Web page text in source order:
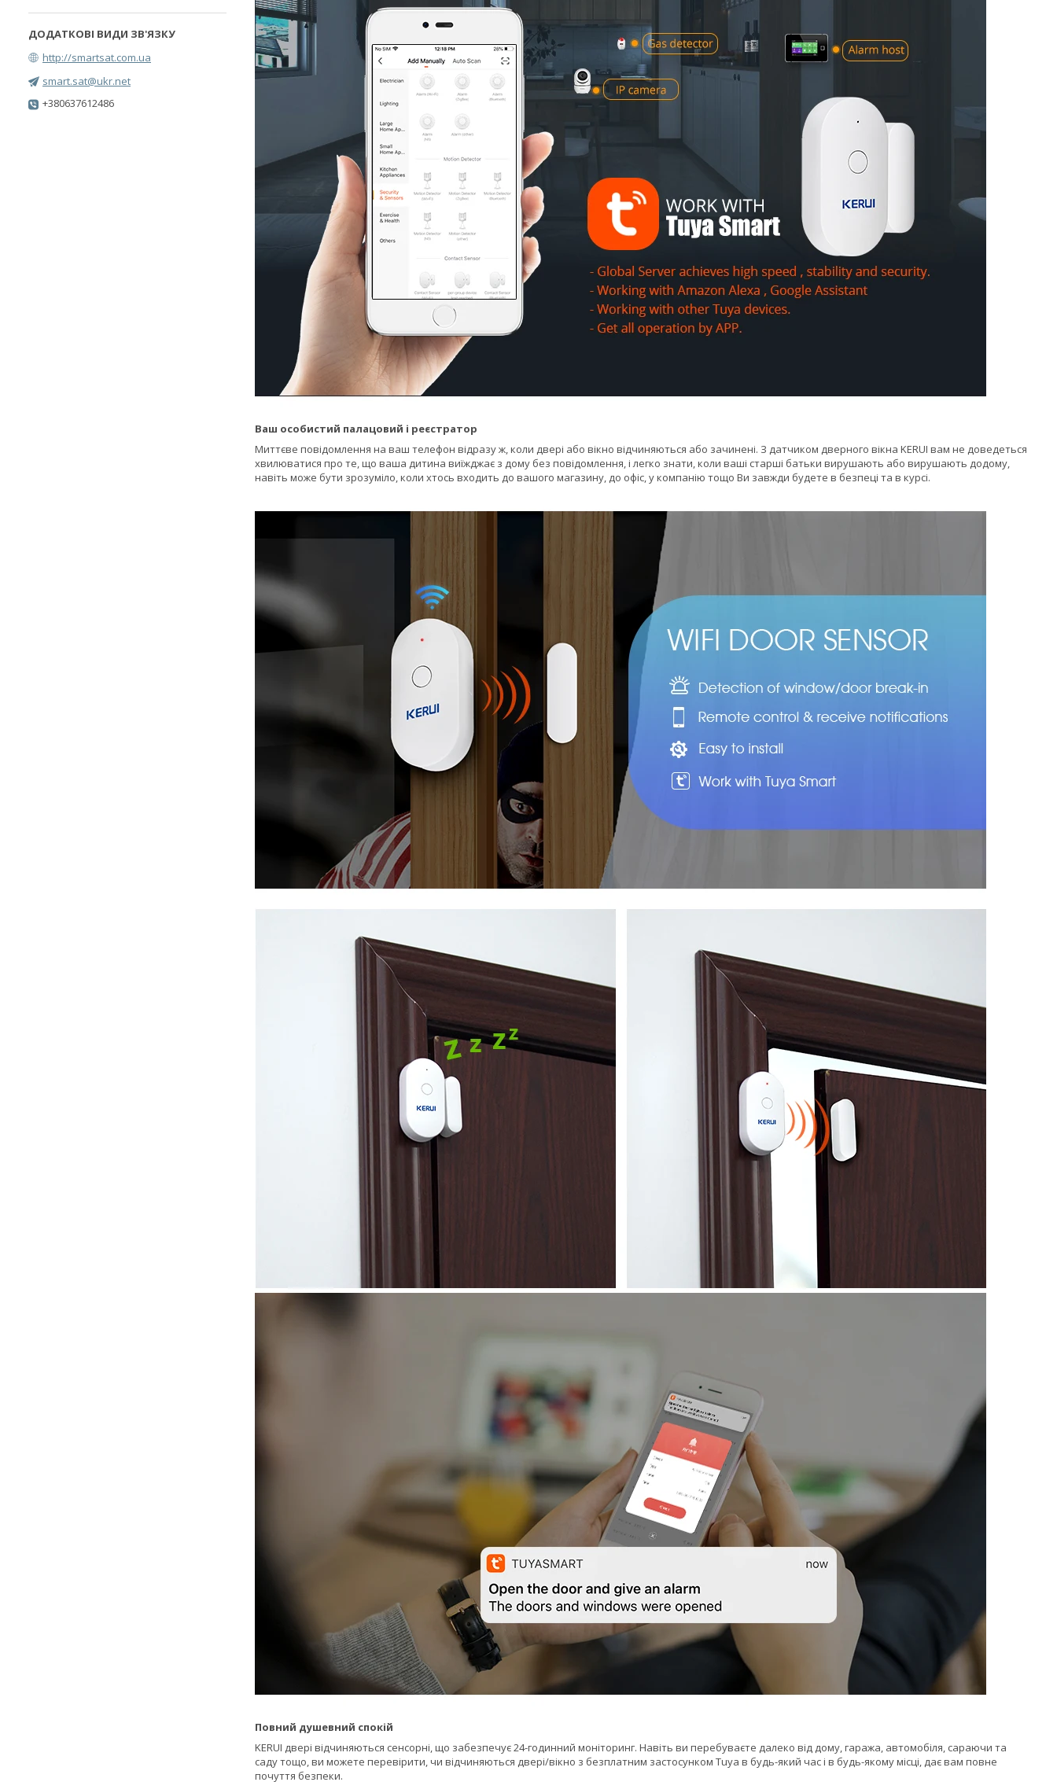
Ваш особистий палацовий і реєстратор
Миттєве повідомлення на ваш телефон відразу ж, коли двері або вікно відчиняються або зачинені. З датчиком дверного вікна KERUI вам не доведеться
хвилюватися про те, що ваша дитина виїжджає з дому без повідомлення, і легко знати, коли ваші старші батьки вирушають або вирушають додому,
навіть може бути зрозуміло, коли хтось входить до вашого магазину, до офіс, у компанію тощо Ви завжди будете в безпеці та в курсі.
Повний душевний спокій
KERUI двері відчиняються сенсорні, що забезпечує 24-годинний моніторинг. Навіть ви перебуваєте далеко від дому, гаража, автомобіля, сараючи та
саду тощо, ви можете перевірити, чи відчиняються двері/вікно з безплатним застосунком Tuya в будь-який час і в будь-якому місці, дає вам повне
почуття безпеки.
http://smartsat.com.ua
smart.sat@ukr.net
+380637612486